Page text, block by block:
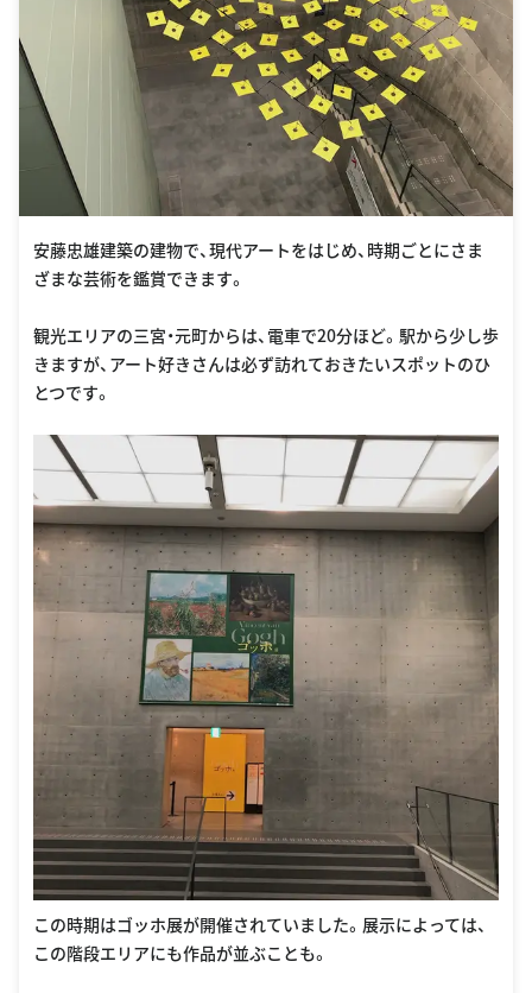
安藤忠雄建築の建物で、現代アートをはじめ、時期ごとにさま
ざまな芸術を鑑賞できます。
観光エリアの三宮・元町からは、電車で20分ほど。駅から少し歩
きますが、アート好きさんは必ず訪れておきたいスポットのひ
とつです。
この時期はゴッホ展が開催されていました。展示によっては、
この階段エリアにも作品が並ぶことも。